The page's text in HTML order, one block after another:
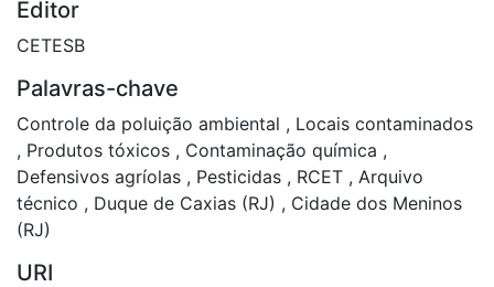
Editor
CETESB
Palavras-chave
Controle da poluição ambiental , Locais contaminados
, Produtos tóxicos , Contaminação química ,
Defensivos agríolas , Pesticidas , RCET , Arquivo
técnico , Duque de Caxias (RJ) , Cidade dos Meninos
(RJ)
URI